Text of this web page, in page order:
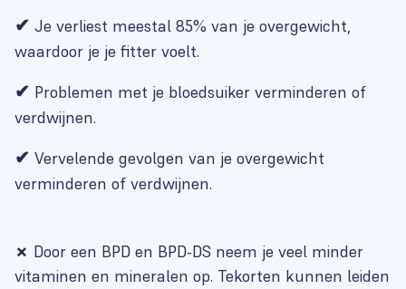
✔ Je verliest meestal 85% van je overgewicht,
waardoor je je fitter voelt.
✔ Problemen met je bloedsuiker verminderen of
verdwijnen.
✔ Vervelende gevolgen van je overgewicht
verminderen of verdwijnen.
✗ Door een BPD en BPD-DS neem je veel minder
vitaminen en mineralen op. Tekorten kunnen leiden